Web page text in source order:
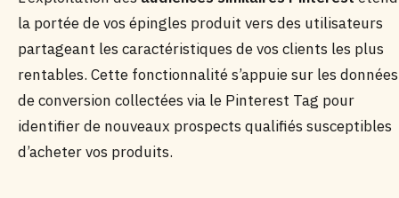
la portée de vos épingles produit vers des utilisateurs
partageant les caractéristiques de vos clients les plus
rentables. Cette fonctionnalité s’appuie sur les données
de conversion collectées via le Pinterest Tag pour
identifier de nouveaux prospects qualifiés susceptibles
d’acheter vos produits.